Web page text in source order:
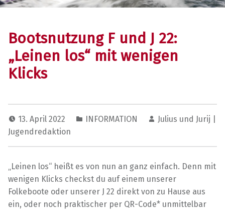
Bootsnutzung F und J 22:
„Leinen los“ mit wenigen
Klicks
13. April 2022 INFORMATION
Julius und Jurij |
Jugendredaktion
„Leinen los“ heißt es von nun an ganz einfach. Denn mit
wenigen Klicks checkst du auf einem unserer
Folkeboote oder unserer J 22 direkt von zu Hause aus
ein, oder noch praktischer per QR-Code* unmittelbar